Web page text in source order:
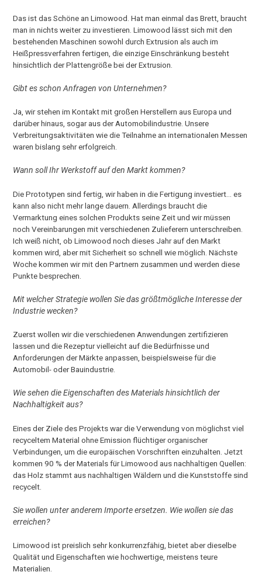
Das ist das Schöne an Limowood. Hat man einmal das Brett, braucht
man in nichts weiter zu investieren. Limowood lässt sich mit den
bestehenden Maschinen sowohl durch Extrusion als auch im
Heißpressverfahren fertigen, die einzige Einschränkung besteht
hinsichtlich der Plattengröße bei der Extrusion.
Gibt es schon Anfragen von Unternehmen?
Ja, wir stehen im Kontakt mit großen Herstellern aus Europa und
darüber hinaus, sogar aus der Automobilindustrie. Unsere
Verbreitungsaktivitäten wie die Teilnahme an internationalen Messen
waren bislang sehr erfolgreich.
Wann soll Ihr Werkstoff auf den Markt kommen?
Die Prototypen sind fertig, wir haben in die Fertigung investiert… es
kann also nicht mehr lange dauern. Allerdings braucht die
Vermarktung eines solchen Produkts seine Zeit und wir müssen
noch Vereinbarungen mit verschiedenen Zulieferern unterschreiben.
Ich weiß nicht, ob Limowood noch dieses Jahr auf den Markt
kommen wird, aber mit Sicherheit so schnell wie möglich. Nächste
Woche kommen wir mit den Partnern zusammen und werden diese
Punkte besprechen.
Mit welcher Strategie wollen Sie das größtmögliche Interesse der
Industrie wecken?
Zuerst wollen wir die verschiedenen Anwendungen zertifizieren
lassen und die Rezeptur vielleicht auf die Bedürfnisse und
Anforderungen der Märkte anpassen, beispielsweise für die
Automobil- oder Bauindustrie.
Wie sehen die Eigenschaften des Materials hinsichtlich der
Nachhaltigkeit aus?
Eines der Ziele des Projekts war die Verwendung von möglichst viel
recyceltem Material ohne Emission flüchtiger organischer
Verbindungen, um die europäischen Vorschriften einzuhalten. Jetzt
kommen 90 % der Materials für Limowood aus nachhaltigen Quellen:
das Holz stammt aus nachhaltigen Wäldern und die Kunststoffe sind
recycelt.
Sie wollen unter anderem Importe ersetzen. Wie wollen sie das
erreichen?
Limowood ist preislich sehr konkurrenzfähig, bietet aber dieselbe
Qualität und Eigenschaften wie hochwertige, meistens teure
Materialien.